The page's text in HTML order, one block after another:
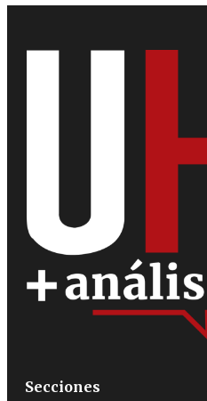
Secciones